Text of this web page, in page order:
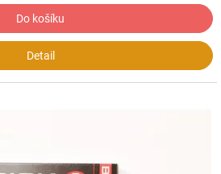
Do košíku
Detail